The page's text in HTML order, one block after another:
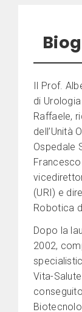
Il Prof.
di
Raffaele,
dell’Unità
Ospedale
(URI) e
Robotica
Dopo la
2002,
Vita-